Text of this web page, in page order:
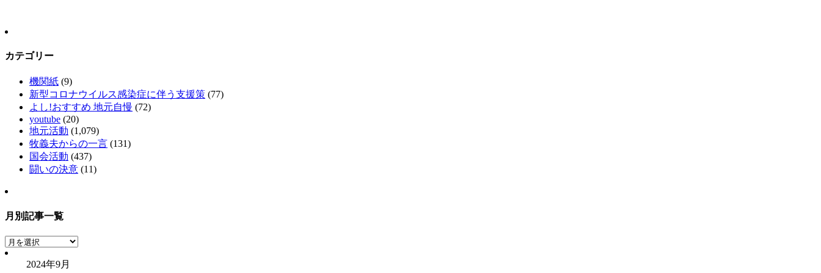
カテゴリー
機関紙 (9)
新型コロナウイルス感染症に伴う支援策 (77)
よし!おすすめ 地元自慢 (72)
youtube (20)
地元活動 (1,079)
牧義夫からの一言 (131)
国会活動 (437)
闘いの決意 (11)
月別記事一覧
月
別
2024年9月